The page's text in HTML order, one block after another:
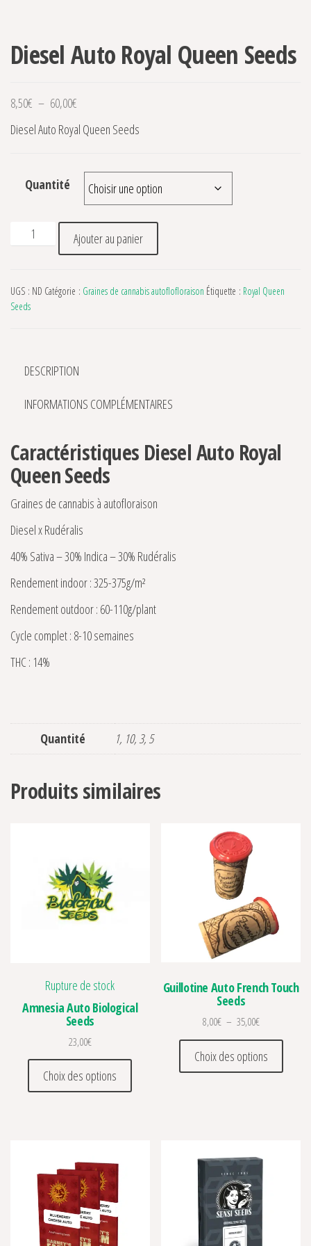
Diesel Auto Royal Queen Seeds
8,50€ – 60,00€
Diesel Auto Royal Queen Seeds
Quantité
quantité de Diesel Auto Royal Queen Seeds
Ajouter au panier
UGS : ND Catégorie : Graines de cannabis autoflofloraison Étiquette : Royal Queen
Seeds
DESCRIPTION
INFORMATIONS COMPLÉMENTAIRES
Caractéristiques Diesel Auto Royal
Queen Seeds
Graines de cannabis à autofloraison
Diesel x Rudéralis
40% Sativa – 30% Indica – 30% Rudéralis
Rendement indoor : 325-375g/m²
Rendement outdoor : 60-110g/plant
Cycle complet : 8-10 semaines
THC : 14%
Quantité 1, 10, 3, 5
Produits similaires
Rupture de stock
Amnesia Auto Biological
Seeds
23,00€
Choix des options
Ce produit a plusieurs variations. Les
Guillotine Auto French Touch
Seeds
8,00€ – 35,00€Plage de prix
Choix des options
Ce